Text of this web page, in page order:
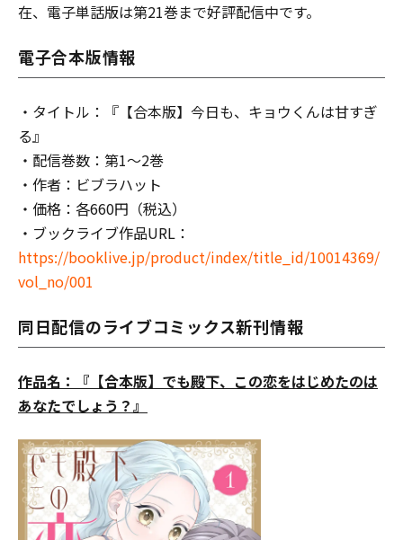
在、電子単話版は第21巻まで好評配信中です。
電子合本版情報
・タイトル：『【合本版】今日も、キョウくんは甘すぎ
る』
・配信巻数：第1～2巻
・作者：ビブラハット
・価格：各660円（税込）
・ブックライブ作品URL：
https://booklive.jp/product/index/title_id/10014369/
vol_no/001
同日配信のライブコミックス新刊情報
作品名：『【合本版】でも殿下、この恋をはじめたのは
あなたでしょう？』